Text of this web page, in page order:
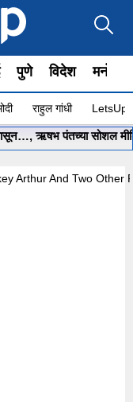
पुणे विदेश
राहुल गांधी
ऋषभ पंतच्या सोशल मीडिया
Arthur And Two Other